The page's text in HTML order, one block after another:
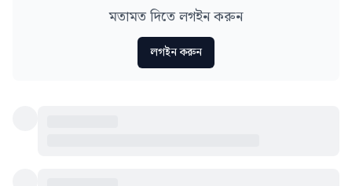
মতামত দিতে লগইন করুন
লগইন করুন